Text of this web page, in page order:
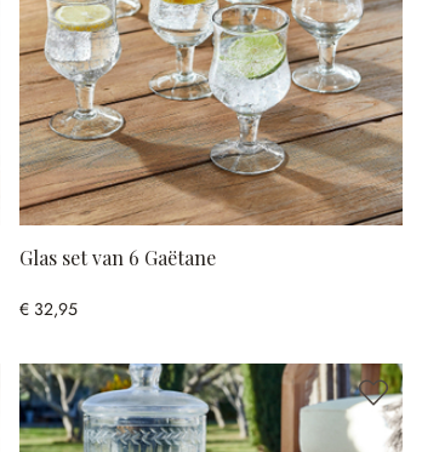
Glas set van 6 Gaëtane
€ 32,95